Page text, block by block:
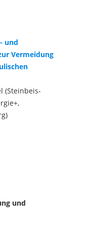
und
Vermeidung
(Steinbeis-
und